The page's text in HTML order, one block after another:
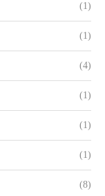
(1)
(1)
(4)
(1)
(1)
(1)
(8)